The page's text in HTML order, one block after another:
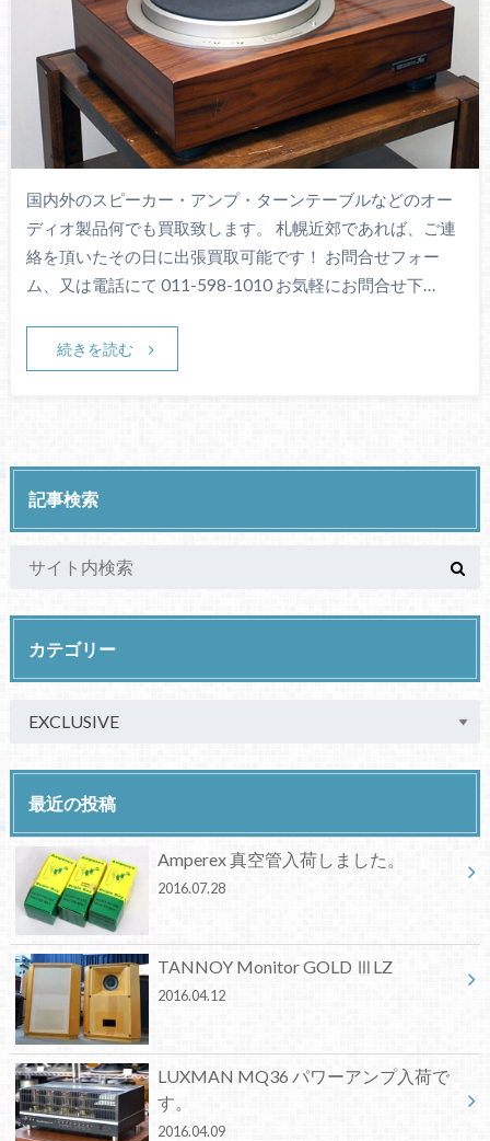
国内外のスピーカー・アンプ・ターンテーブルなどのオー
ディオ製品何でも買取致します。 札幌近郊であれば、ご連
絡を頂いたその日に出張買取可能です！ お問合せフォー
ム、又は電話にて 011-598-1010 お気軽にお問合せ下…
続きを読む
記事検索
カテゴリー
最近の投稿
Amperex 真空管入荷しました。
2016.07.28
TANNOY Monitor GOLD ⅢLZ
2016.04.12
LUXMAN MQ36 パワーアンプ入荷で
す。
2016.04.09